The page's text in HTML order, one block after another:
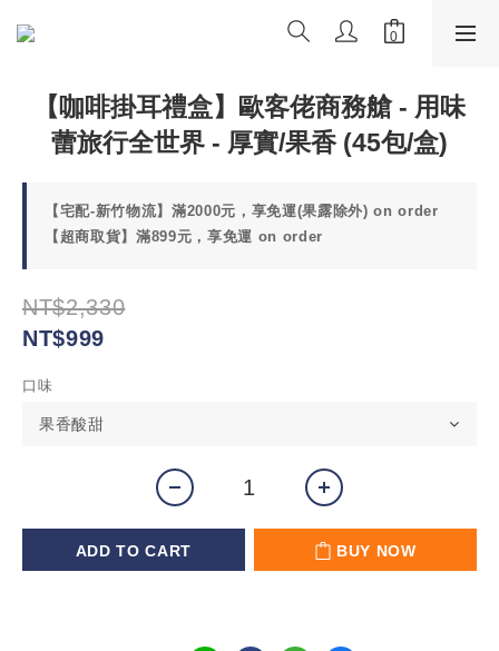
【咖啡掛耳禮盒】歐客佬商務艙 - 用味
蕾旅行全世界 - 厚實/果香 (45包/盒)
【宅配-新竹物流】滿2000元，享免運(果露除外) on order
【超商取貨】滿899元，享免運 on order
NT$2,330
NT$999
口味
ADD TO CART BUY NOW